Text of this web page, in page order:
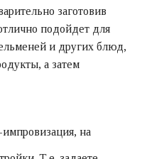
заготовив
подойдет для
и других блюд,
а затем
на